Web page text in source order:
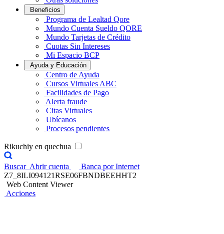
Beneficios
Programa de Lealtad Qore
Mundo Cuenta Sueldo QORE
Mundo Tarjetas de Crédito
Cuotas Sin Intereses
Mi Espacio BCP
Ayuda y Educación
Centro de Ayuda
Cursos Virtuales ABC
Facilidades de Pago
Alerta fraude
Citas Virtuales
Ubícanos
Procesos pendientes
Rikuchiy en quechua
Buscar Abrir cuenta
Banca por Internet
Z7_8ILI094121RSE06FBNDBEEHHT2
Web Content Viewer
Acciones